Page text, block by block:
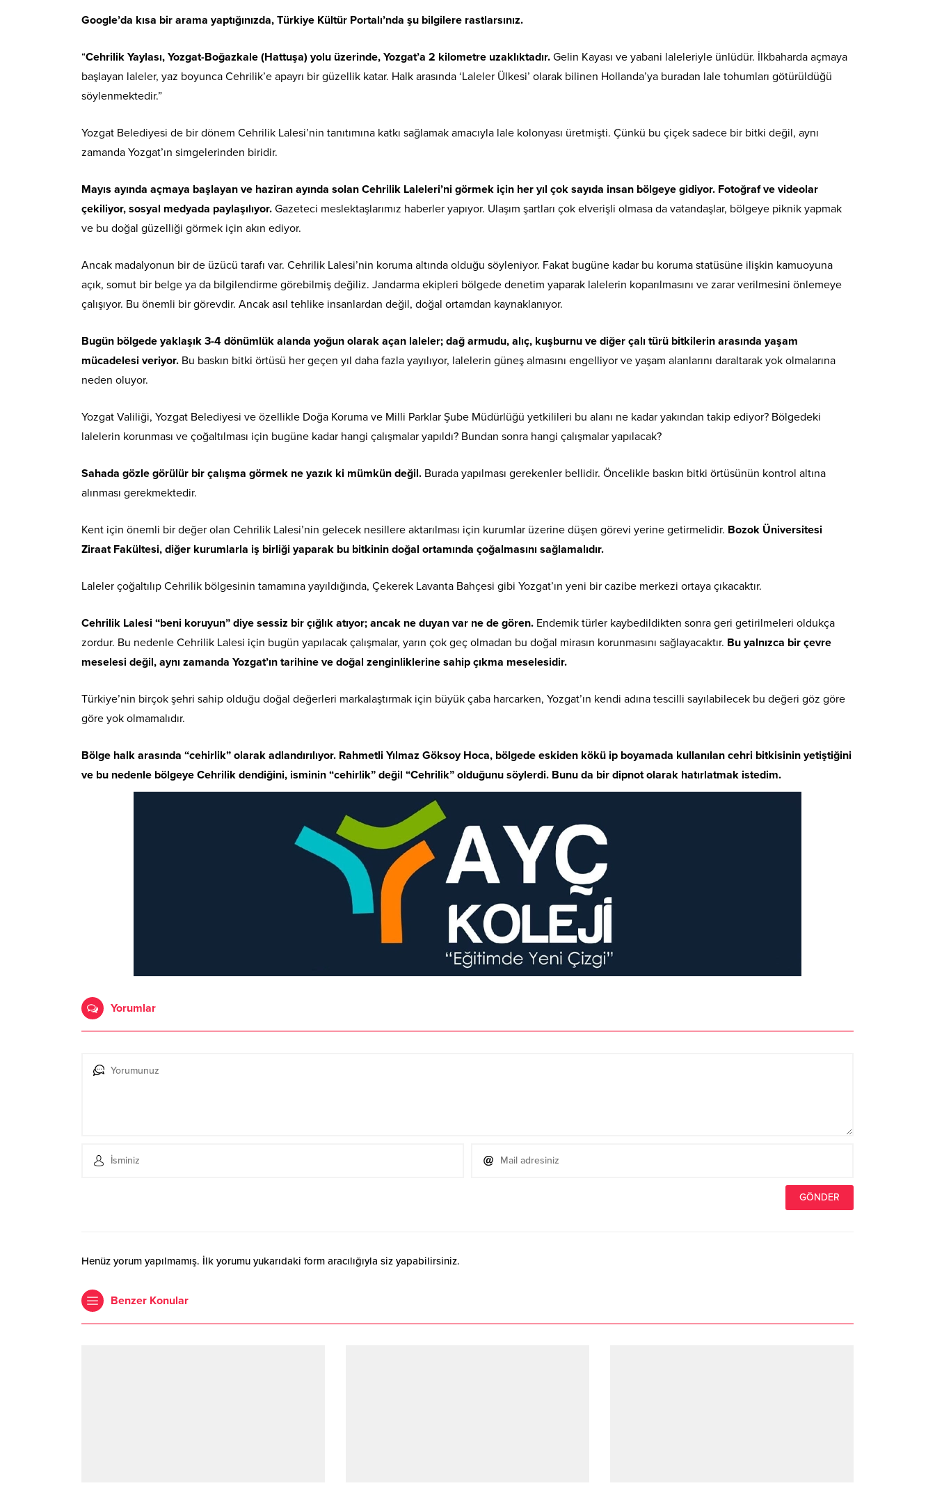
Google’da kısa bir arama yaptığınızda, Türkiye Kültür Portalı’nda şu bilgilere rastlarsınız.
“Cehrilik Yaylası, Yozgat-Boğazkale (Hattuşa) yolu üzerinde, Yozgat’a 2 kilometre uzaklıktadır. Gelin Kayası ve yabani laleleriyle ünlüdür. İlkbaharda açmaya
başlayan laleler, yaz boyunca Cehrilik’e apayrı bir güzellik katar. Halk arasında ‘Laleler Ülkesi’ olarak bilinen Hollanda’ya buradan lale tohumları götürüldüğü
söylenmektedir.”
Yozgat Belediyesi de bir dönem Cehrilik Lalesi’nin tanıtımına katkı sağlamak amacıyla lale kolonyası üretmişti. Çünkü bu çiçek sadece bir bitki değil, aynı
zamanda Yozgat’ın simgelerinden biridir.
Mayıs ayında açmaya başlayan ve haziran ayında solan Cehrilik Laleleri’ni görmek için her yıl çok sayıda insan bölgeye gidiyor. Fotoğraf ve videolar
çekiliyor, sosyal medyada paylaşılıyor. Gazeteci meslektaşlarımız haberler yapıyor. Ulaşım şartları çok elverişli olmasa da vatandaşlar, bölgeye piknik yapmak
ve bu doğal güzelliği görmek için akın ediyor.
Ancak madalyonun bir de üzücü tarafı var. Cehrilik Lalesi’nin koruma altında olduğu söyleniyor. Fakat bugüne kadar bu koruma statüsüne ilişkin kamuoyuna
açık, somut bir belge ya da bilgilendirme görebilmiş değiliz. Jandarma ekipleri bölgede denetim yaparak lalelerin koparılmasını ve zarar verilmesini önlemeye
çalışıyor. Bu önemli bir görevdir. Ancak asıl tehlike insanlardan değil, doğal ortamdan kaynaklanıyor.
Bugün bölgede yaklaşık 3-4 dönümlük alanda yoğun olarak açan laleler; dağ armudu, alıç, kuşburnu ve diğer çalı türü bitkilerin arasında yaşam
mücadelesi veriyor. Bu baskın bitki örtüsü her geçen yıl daha fazla yayılıyor, lalelerin güneş almasını engelliyor ve yaşam alanlarını daraltarak yok olmalarına
neden oluyor.
Yozgat Valiliği, Yozgat Belediyesi ve özellikle Doğa Koruma ve Milli Parklar Şube Müdürlüğü yetkilileri bu alanı ne kadar yakından takip ediyor? Bölgedeki
lalelerin korunması ve çoğaltılması için bugüne kadar hangi çalışmalar yapıldı? Bundan sonra hangi çalışmalar yapılacak?
Sahada gözle görülür bir çalışma görmek ne yazık ki mümkün değil. Burada yapılması gerekenler bellidir. Öncelikle baskın bitki örtüsünün kontrol altına
alınması gerekmektedir.
Kent için önemli bir değer olan Cehrilik Lalesi’nin gelecek nesillere aktarılması için kurumlar üzerine düşen görevi yerine getirmelidir. Bozok Üniversitesi
Ziraat Fakültesi, diğer kurumlarla iş birliği yaparak bu bitkinin doğal ortamında çoğalmasını sağlamalıdır.
Laleler çoğaltılıp Cehrilik bölgesinin tamamına yayıldığında, Çekerek Lavanta Bahçesi gibi Yozgat’ın yeni bir cazibe merkezi ortaya çıkacaktır.
Cehrilik Lalesi “beni koruyun” diye sessiz bir çığlık atıyor; ancak ne duyan var ne de gören. Endemik türler kaybedildikten sonra geri getirilmeleri oldukça
zordur. Bu nedenle Cehrilik Lalesi için bugün yapılacak çalışmalar, yarın çok geç olmadan bu doğal mirasın korunmasını sağlayacaktır. Bu yalnızca bir çevre
meselesi değil, aynı zamanda Yozgat’ın tarihine ve doğal zenginliklerine sahip çıkma meselesidir.
Türkiye’nin birçok şehri sahip olduğu doğal değerleri markalaştırmak için büyük çaba harcarken, Yozgat’ın kendi adına tescilli sayılabilecek bu değeri göz göre
göre yok olmamalıdır.
Bölge halk arasında “cehirlik” olarak adlandırılıyor. Rahmetli Yılmaz Göksoy Hoca, bölgede eskiden kökü ip boyamada kullanılan cehri bitkisinin yetiştiğini
ve bu nedenle bölgeye Cehrilik dendiğini, isminin “cehirlik” değil “Cehrilik” olduğunu söylerdi. Bunu da bir dipnot olarak hatırlatmak istedim.
Yorumlar
Henüz yorum yapılmamış. İlk yorumu yukarıdaki form aracılığıyla siz yapabilirsiniz.
Benzer Konular